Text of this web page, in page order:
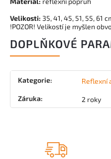
Velikosti: 35, 41, 45, 51, 55, 61
!POZOR! Velikostí je myšlen
DOPLŇKOVÉ
Kategorie: Reflexní
Záruka: 2 roky